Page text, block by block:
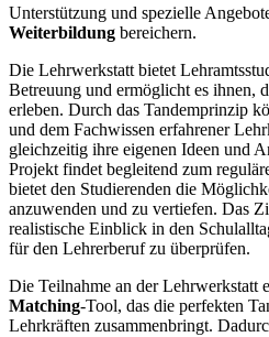
Unterstützung und spezielle
Weiterbildung bereichern.
Die Lehrwerkstatt bietet
Betreuung und ermöglicht es ihnen,
erleben. Durch das Tandemprinzip
und dem Fachwissen erfahrener
gleichzeitig ihre eigenen Ideen und
Projekt findet begleitend zum
bietet den Studierenden die
anzuwenden und zu vertiefen. Das
realistische Einblick in den
für den Lehrerberuf zu überprüfen.
Die Teilnahme an der Lehrwerkstatt
Matching-Tool, das die perfekten
Lehrkräften zusammenbringt.